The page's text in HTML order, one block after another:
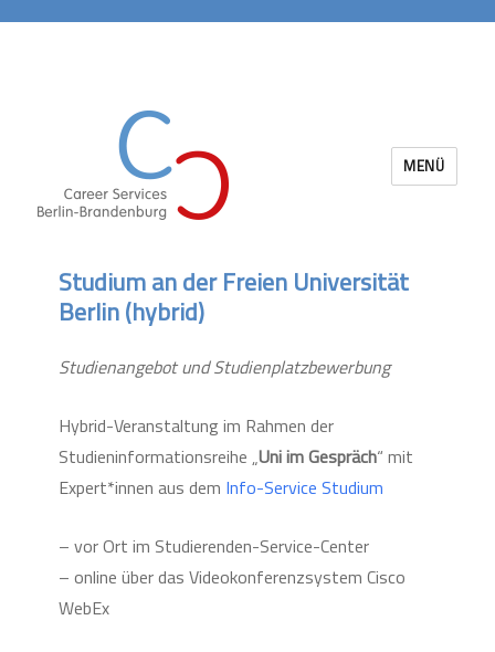
MENÜ
Studium an der Freien Universität
Berlin (hybrid)
Studienangebot und Studienplatzbewerbung
Hybrid-Veranstaltung im Rahmen der
Studieninformationsreihe „Uni im Gespräch“ mit
Expert*innen aus dem Info-Service Studium
– vor Ort im Studierenden-Service-Center
– online über das Videokonferenzsystem Cisco
WebEx